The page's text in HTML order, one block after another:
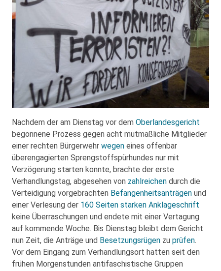
Nachdem der am Dienstag vor dem Oberlandesgericht
begonnene Prozess gegen acht mutmaßliche Mitglieder
einer rechten Bürgerwehr wegen eines offenbar
überengagierten Sprengstoffspürhundes nur mit
Verzögerung starten konnte, brachte der erste
Verhandlungstag, abgesehen von zahlreichen durch die
Verteidigung vorgebrachten Befangenheitsanträgen und
einer Verlesung der 160 Seiten starken Anklageschrift
keine Überraschungen und endete mit einer Vertagung
auf kommende Woche. Bis Dienstag bleibt dem Gericht
nun Zeit, die Anträge und Besetzungsrügen zu prüfen.
Vor dem Eingang zum Verhandlungsort hatten seit den
frühen Morgenstunden antifaschistische Gruppen